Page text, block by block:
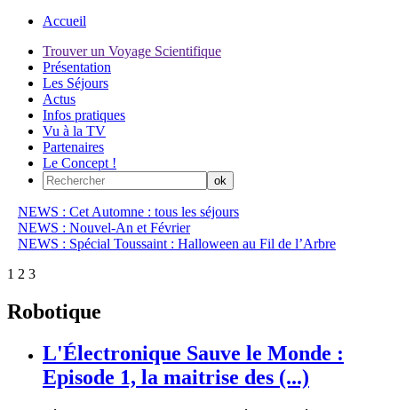
Accueil
Trouver un Voyage Scientifique
Présentation
Les Séjours
Actus
Infos pratiques
Vu à la TV
Partenaires
Le Concept !
NEWS : Cet Automne : tous les séjours
NEWS : Nouvel-An et Février
NEWS : Spécial Toussaint : Halloween au Fil de l’Arbre
1 2 3
Robotique
L'Électronique Sauve le Monde :
Episode 1, la maitrise des (...)